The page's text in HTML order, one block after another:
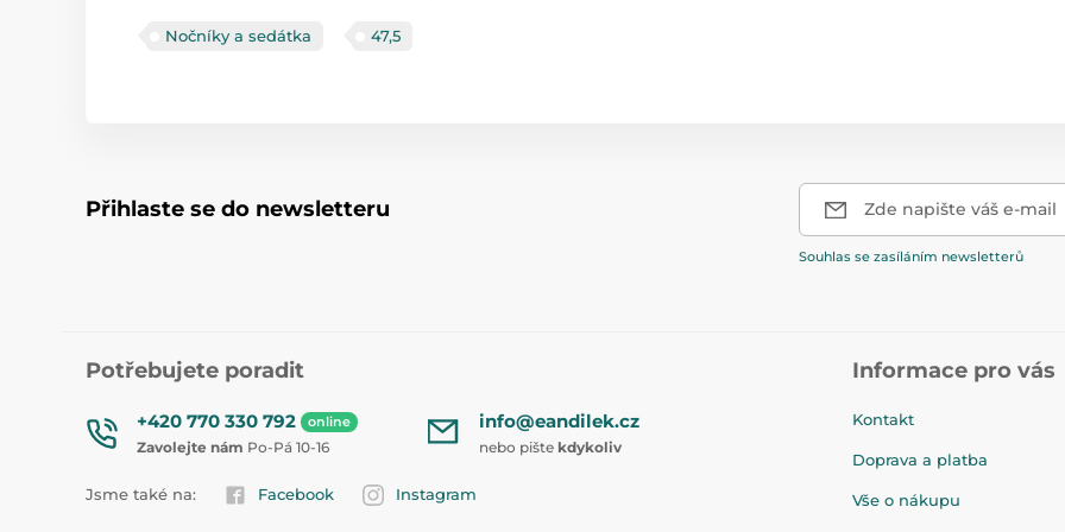
Nočníky a sedátka 47,5
Přihlaste se do newsletteru Zde napište váš e-mail
Souhlas se zasíláním newsletterů
Potřebujete poradit
+420 770 330 792 online
Zavolejte nám Po-Pá 10-16
info@eandilek.cz
nebo pište kdykoliv
Jsme také na: Facebook Instagram
Informace pro vás
Kontakt
Doprava a platba
Vše o nákupu